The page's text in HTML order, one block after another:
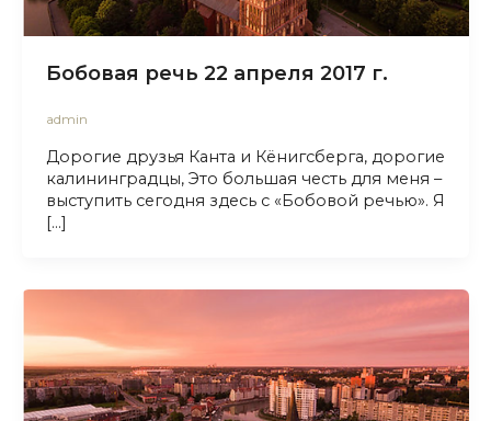
Бобовая речь 22 апреля 2017 г.
admin
Дорогие друзья Канта и Кёнигсберга, дорогие
калининградцы, Это большая честь для меня –
выступить сегодня здесь с «Бобовой речью». Я
[…]